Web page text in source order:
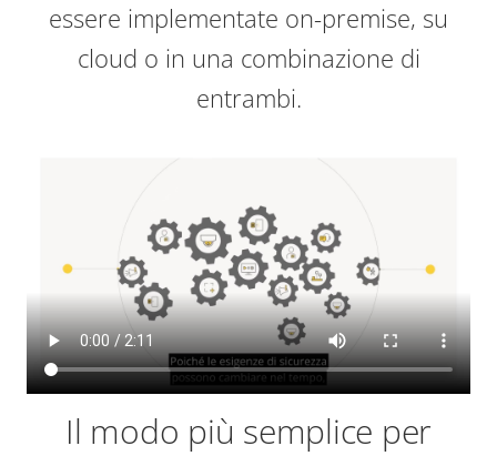
essere implementate on-premise, su
cloud o in una combinazione di
entrambi.
Il modo più semplice per